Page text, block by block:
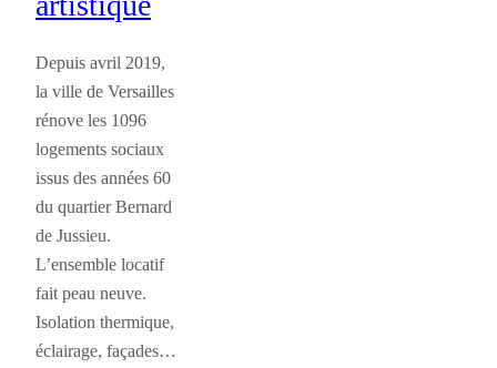
Depuis avril 2019,
la ville de Versailles
rénove les 1096
logements sociaux
issus des années 60
du quartier Bernard
de Jussieu.
L’ensemble locatif
fait peau neuve.
Isolation thermique,
éclairage, façades…